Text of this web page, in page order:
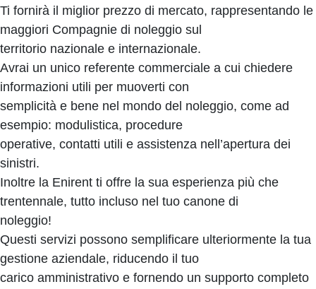
Ti fornirà il miglior prezzo di mercato, rappresentando le
maggiori Compagnie di noleggio sul
territorio nazionale e internazionale.
Avrai un unico referente commerciale a cui chiedere
informazioni utili per muoverti con
semplicità e bene nel mondo del noleggio, come ad
esempio: modulistica, procedure
operative, contatti utili e assistenza nell’apertura dei
sinistri.
Inoltre la Enirent ti offre la sua esperienza più che
trentennale, tutto incluso nel tuo canone di
noleggio!
Questi servizi possono semplificare ulteriormente la tua
gestione aziendale, riducendo il tuo
carico amministrativo e fornendo un supporto completo